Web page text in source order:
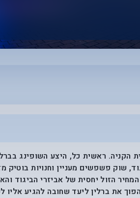
ראשית כל, היצע השופינג
שוק פשפשים מעניין וחנויות
הזול יחסית של אביזרי הביגוד
את ברלין ליעד שחובה להגיע